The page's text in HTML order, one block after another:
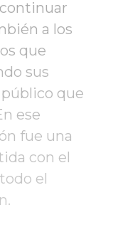
a los
que
sus
que
ese
fue una
con el
el